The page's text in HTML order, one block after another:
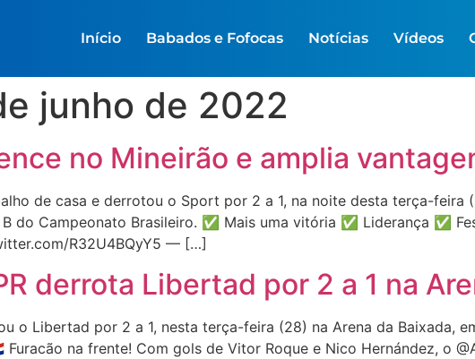
Início Babados e Fofocas Notícias Vídeos
junho de 2022
no Mineirão e amplia
de casa e derrotou o Sport por 2 a 1, na noite desta terça-feira
B do Campeonato Brasileiro. ✅ Mais uma vitória ✅ Liderança ✅
R32U4BQyY5 — […]
derrota Libertad por 2 a 1 na
o Libertad por 2 a 1, nesta terça-feira (28) na Arena da Baixada,
na frente! Com gols de Vitor Roque e Nico Hernández, o